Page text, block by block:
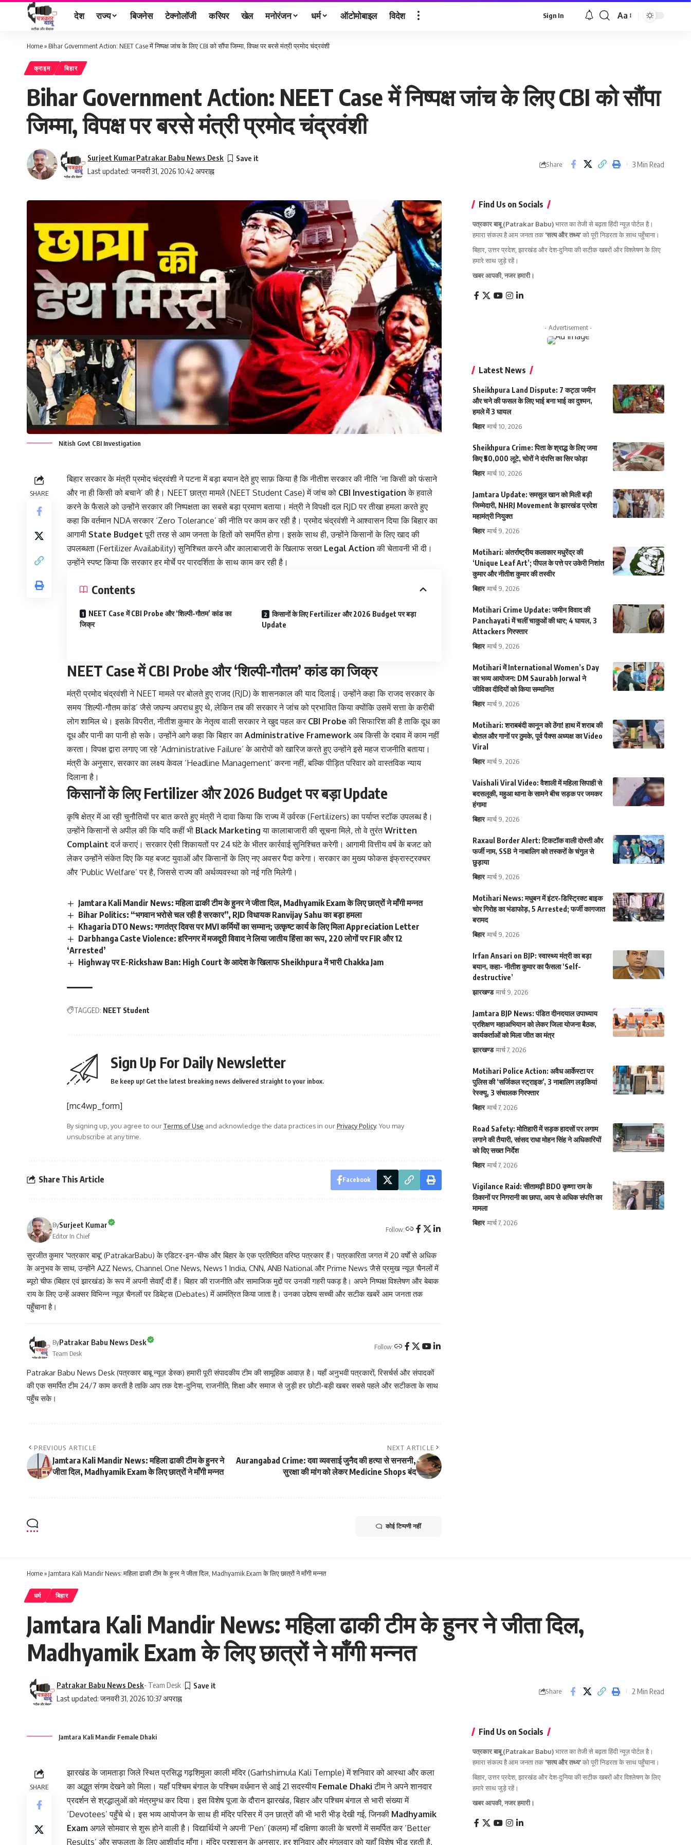
देश राज्य बिजनेस टेक्नोलॉजी करियर खेल मनोरंजन धर्म ऑटोमोबाइल विदेश Sign In
Font
Aa
Home» Bihar Government Action: NEET Case में निष्पक्ष जांच के लिए CBI को सौंपा जिम्मा, विपक्ष पर बरसे मंत्री प्रमोद चंद्रवंशी
क्राइम बिहार
Bihar Government Action: NEET Case में निष्पक्ष जांच के लिए CBI को सौंपा
जिम्मा, विपक्ष पर बरसे मंत्री प्रमोद चंद्रवंशी
Last updated: जनवरी 31, 2026 10:42 अपराह्न
Surjeet KumarPatrakar Babu News Desk
Share 3 Min Read
Nitish Govt CBI Investigation
SHARE
बिहार सरकार के मंत्री प्रमोद चंद्रवंशी ने पटना में बड़ा बयान देते हुए साफ़ किया है कि नीतीश सरकार की नीति ‘ना किसी को फंसाने
और ना ही किसी को बचाने’ की है। NEET छात्रा मामले (NEET Student Case) में जांच को CBI Investigation के हवाले
करने के फैसले को उन्होंने सरकार की निष्पक्षता का सबसे बड़ा प्रमाण बताया। मंत्री ने विपक्षी दल RJD पर तीखा हमला करते हुए
कहा कि वर्तमान NDA सरकार ‘Zero Tolerance’ की नीति पर काम कर रही है। प्रमोद चंद्रवंशी ने आश्वासन दिया कि बिहार का
आगामी State Budget पूरी तरह से आम जनता के हितों को समर्पित होगा। इसके साथ ही, उन्होंने किसानों के लिए खाद की
उपलब्धता (Fertilizer Availability) सुनिश्चित करने और कालाबाजारी के खिलाफ सख्त Legal Action की चेतावनी भी दी।
उन्होंने स्पष्ट किया कि सरकार हर मोर्चे पर पारदर्शिता के साथ काम कर रही है।
Contents
NEET Case में CBI Probe और ‘शिल्पी-गौतम’ कांड का
जिक्र
किसानों के लिए Fertilizer और 2026 Budget पर बड़ा
Update
NEET Case में CBI Probe और ‘शिल्पी-गौतम’ कांड का जिक्र
मंत्री प्रमोद चंद्रवंशी ने NEET मामले पर बोलते हुए राजद (RJD) के शासनकाल की याद दिलाई। उन्होंने कहा कि राजद सरकार के
समय ‘शिल्पी-गौतम कांड’ जैसे जघन्य अपराध हुए थे, लेकिन तब की सरकार ने जांच को प्रभावित किया क्योंकि उसमें सत्ता के करीबी
लोग शामिल थे। इसके विपरीत, नीतीश कुमार के नेतृत्व वाली सरकार ने खुद पहल कर CBI Probe की सिफारिश की है ताकि दूध का
दूध और पानी का पानी हो सके। उन्होंने आगे कहा कि बिहार का Administrative Framework अब किसी के दबाव में काम नहीं
करता। विपक्ष द्वारा लगाए जा रहे ‘Administrative Failure’ के आरोपों को खारिज करते हुए उन्होंने इसे महज राजनीति बताया।
मंत्री के अनुसार, सरकार का लक्ष्य केवल ‘Headline Management’ करना नहीं, बल्कि पीड़ित परिवार को वास्तविक न्याय
दिलाना है।
किसानों के लिए Fertilizer और 2026 Budget पर बड़ा Update
कृषि क्षेत्र में आ रही चुनौतियों पर बात करते हुए मंत्री ने दावा किया कि राज्य में उर्वरक (Fertilizers) का पर्याप्त स्टॉक उपलब्ध है।
उन्होंने किसानों से अपील की कि यदि कहीं भी Black Marketing या कालाबाजारी की सूचना मिले, तो वे तुरंतWritten
Complaint दर्ज कराएं। सरकार ऐसी शिकायतों पर 24 घंटे के भीतर कार्रवाई सुनिश्चित करेगी। आगामी वित्तीय वर्ष के बजट को
लेकर उन्होंने संकेत दिए कि यह बजट युवाओं और किसानों के लिए नए अवसर पैदा करेगा। सरकार का मुख्य फोकस इंफ्रास्ट्रक्चर
और ‘Public Welfare’ पर है, जिससे राज्य की अर्थव्यवस्था को नई गति मिलेगी।
Jamtara Kali Mandir News: महिला ढाकी टीम के हुनर ने जीता दिल, Madhyamik Exam के लिए छात्रों ने माँगी मन्नत
Bihar Politics: “भगवान भरोसे चल रही है सरकार”, RJD विधायक Ranvijay Sahu का बड़ा हमला
Khagaria DTO News: गणतंत्र दिवस पर MVI कर्मियों का सम्मान; उत्कृष्ट कार्य के लिए मिला Appreciation Letter
Darbhanga Caste Violence: हरिनगर में मजदूरी विवाद ने लिया जातीय हिंसा का रूप, 220 लोगों पर FIR और 12
‘Arrested’
Highway पर E-Rickshaw Ban: High Court के आदेश के खिलाफ Sheikhpura में भारी Chakka Jam
TAGGED: NEET Student
Sign Up For Daily Newsletter
Be keep up! Get the latest breaking news delivered straight to your inbox.
[mc4wp_form]
By signing up, you agree to ourTerms of Use and acknowledge the data practices in ourPrivacy Policy. You may
unsubscribe at any time.
Share This Article Facebook
BySurjeet Kumar
Editor In Chief
Follow:
सुरजीत कुमार 'पत्रकार बाबू' (PatrakarBabu) के एडिटर-इन-चीफ और बिहार के एक प्रतिष्ठित वरिष्ठ पत्रकार हैं। पत्रकारिता जगत में 20 वर्षों से अधिक
के अनुभव के साथ, उन्होंने A2Z News, Channel One News, News 1 India, CNN, ANB National और Prime News जैसे प्रमुख न्यूज़ चैनलों में
ब्यूरो चीफ (बिहार एवं झारखंड) के रूप में अपनी सेवाएँ दी हैं। बिहार की राजनीति और सामाजिक मुद्दों पर उनकी गहरी पकड़ है। अपने निष्पक्ष विश्लेषण और बेबाक
राय के लिए उन्हें अक्सर विभिन्न न्यूज़ चैनलों पर डिबेट्स (Debates) में आमंत्रित किया जाता है। उनका उद्देश्य सच्ची और सटीक खबरें आम जनता तक
पहुँचाना है।
ByPatrakar Babu News Desk
Team Desk
Follow:
Patrakar Babu News Desk (पत्रकार बाबू न्यूज़ डेस्क) हमारी पूरी संपादकीय टीम की सामूहिक आवाज़ है। यहाँ अनुभवी पत्रकारों, रिसर्चर्स और संपादकों
की एक समर्पित टीम 24/7 काम करती है ताकि आप तक देश-दुनिया, राजनीति, शिक्षा और समाज से जुड़ी हर छोटी-बड़ी खबर सबसे पहले और सटीकता के साथ
पहुँच सके।
PREVIOUS ARTICLE
Jamtara Kali Mandir News: महिला ढाकी टीम के हुनर ने
जीता दिल, Madhyamik Exam के लिए छात्रों ने माँगी मन्नत
NEXT ARTICLE
Aurangabad Crime: दवा व्यवसाई जुनैद की हत्या से सनसनी,
सुरक्षा की मांग को लेकर Medicine Shops बंद
कोई टिप्पणी नहीं
Find Us on Socials
पत्रकार बाबू (Patrakar Babu)भारत का तेजी से बढ़ता हिंदी न्यूज़ पोर्टल है।
हमारा संकल्प है आम जनता तक 'सत्य और तथ्य'को पूरी निडरता के साथ पहुँचाना।
बिहार, उत्तर प्रदेश, झारखंड और देश-दुनिया की सटीक खबरों और विश्लेषण के लिए
हमारे साथ जुड़े रहें।
खबर आपकी, नजर हमारी।
- Advertisement -
Latest News
Sheikhpura Land Dispute: 7 कट्ठा जमीन
और चने की फसल के लिए भाई बना भाई का दुश्मन,
हमले में 3 घायल
बिहार मार्च 10, 2026
Sheikhpura Crime: पिता के श्राद्ध के लिए जमा
किए ₹50,000 लूटे, चोरों ने दंपत्ति का सिर फोड़ा
बिहार मार्च 10, 2026
Jamtara Update: समसुल खान को मिली बड़ी
जिम्मेदारी, NHRJ Movement के झारखंड प्रदेश
महामंत्री नियुक्त
बिहार मार्च 9, 2026
Motihari: अंतर्राष्ट्रीय कलाकार मधुरेंद्र की
‘Unique Leaf Art’; पीपल के पत्ते पर उकेरी निशांत
कुमार और नीतीश कुमार की तस्वीर
बिहार मार्च 9, 2026
Motihari Crime Update: जमीन विवाद की
Panchayati में चलीं चाकुओं की धार; 4 घायल, 3
Attackers गिरफ्तार
बिहार मार्च 9, 2026
Motihari में International Women’s Day
का भव्य आयोजन: DM Saurabh Jorwal ने
जीविका दीदियों को किया सम्मानित
बिहार मार्च 9, 2026
Motihari: शराबबंदी कानून को ठेंगा! हाथ में शराब की
बोतल और गानों पर ठुमके, पूर्व पैक्स अध्यक्ष का Video
Viral
बिहार मार्च 9, 2026
Vaishali Viral Video: वैशाली में महिला सिपाही से
बदसलूकी, महुआ थाना के सामने बीच सड़क पर जमकर
हंगामा
बिहार मार्च 9, 2026
Raxaul Border Alert: टिकटॉक वाली दोस्ती और
फर्जी नाम, SSB ने नाबालिग को तस्करों के चंगुल से
छुड़ाया
बिहार मार्च 9, 2026
Motihari News: मधुबन में इंटर-डिस्ट्रिक्ट बाइक
चोर गिरोह का भंडाफोड़, 5 Arrested; फर्जी कागजात
बरामद
बिहार मार्च 9, 2026
Irfan Ansari on BJP: स्वास्थ्य मंत्री का बड़ा
बयान, कहा- नीतीश कुमार का फैसला ‘Self-
destructive’
झारखण्ड मार्च 9, 2026
Jamtara BJP News: पंडित दीनदयाल उपाध्याय
प्रशिक्षण महाअभियान को लेकर जिला योजना बैठक,
कार्यकर्ताओं को मिला जीत का मंत्र
झारखण्ड मार्च 7, 2026
Motihari Police Action: अवैध आर्केस्टा पर
पुलिस की ‘सर्जिकल स्ट्राइक’, 3 नाबालिग लड़कियां
रेस्क्यू, 3 संचालक गिरफ्तार
बिहार मार्च 7, 2026
Road Safety: मोतिहारी में सड़क हादसों पर लगाम
लगाने की तैयारी, सांसद राधा मोहन सिंह ने अधिकारियों
को दिए सख्त निर्देश
बिहार मार्च 7, 2026
Vigilance Raid: सीतामढ़ी BDO कृष्णा राम के
ठिकानों पर निगरानी का छापा, आय से अधिक संपत्ति का
मामला
बिहार मार्च 7, 2026
Home» Jamtara Kali Mandir News: महिला ढाकी टीम के हुनर ने जीता दिल, Madhyamik Exam के लिए छात्रों ने माँगी मन्नत
धर्म बिहार
Jamtara Kali Mandir News: महिला ढाकी टीम के हुनर ने जीता दिल,
Madhyamik Exam के लिए छात्रों ने माँगी मन्नत
Last updated: जनवरी 31, 2026 10:37 अपराह्न
Patrakar Babu News Desk- Team Desk
Share 2 Min Read
Find Us on Socials
पत्रकार बाबू (Patrakar Babu)भारत का तेजी से बढ़ता हिंदी न्यूज़ पोर्टल है।
हमारा संकल्प है आम जनता तक 'सत्य और तथ्य'को पूरी निडरता के साथ पहुँचाना।
बिहार, उत्तर प्रदेश, झारखंड और देश-दुनिया की सटीक खबरों और विश्लेषण के लिए
हमारे साथ जुड़े रहें।
खबर आपकी, नजर हमारी।